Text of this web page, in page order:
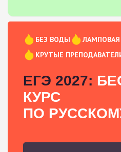
БЕЗ ВОДЫ
КРУТЫЕ
ЕГЭ 2027:
КУРС
ПО